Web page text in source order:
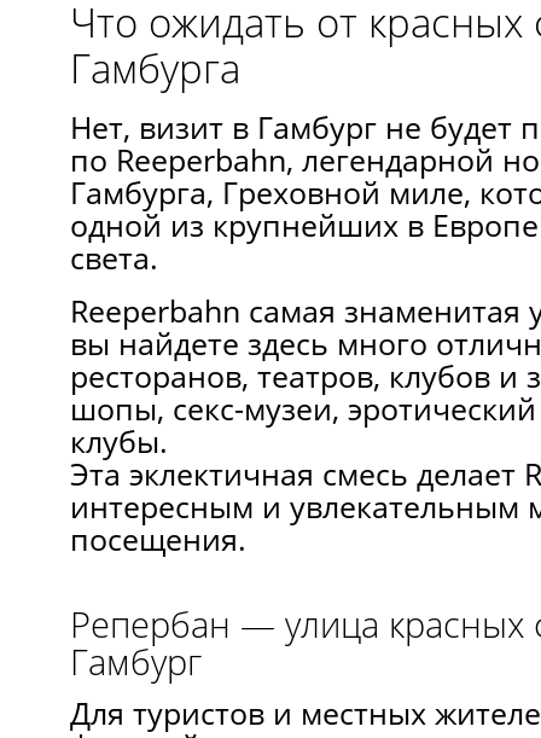
Что ожидать от
Гамбурга
Нет, визит в Гамбург не будет
по Reeperbahn, легендарной
Гамбурга, Греховной миле,
одной из крупнейших в
света.
Reeperbahn самая знаменитая
вы найдете здесь много
ресторанов, театров, клубов и
шопы, секс-музеи,
клубы.
Эта эклектичная смесь делает
интересным и увлекательным
посещения.
Репербан — улица красных
Гамбург
Для туристов и местных